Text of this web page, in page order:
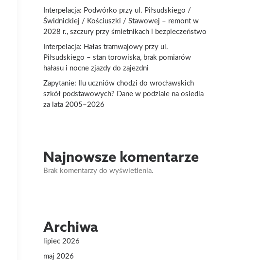
Interpelacja: Podwórko przy ul. Piłsudskiego /
Świdnickiej / Kościuszki / Stawowej – remont w
2028 r., szczury przy śmietnikach i bezpieczeństwo
Interpelacja: Hałas tramwajowy przy ul.
Piłsudskiego – stan torowiska, brak pomiarów
hałasu i nocne zjazdy do zajezdni
Zapytanie: Ilu uczniów chodzi do wrocławskich
szkół podstawowych? Dane w podziale na osiedla
za lata 2005–2026
Najnowsze komentarze
Brak komentarzy do wyświetlenia.
Archiwa
lipiec 2026
maj 2026